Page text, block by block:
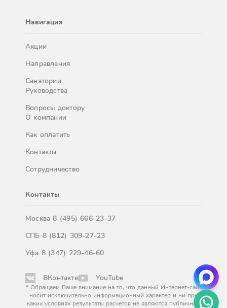
Навигация
Акции
Направления
Санатории
Руководства
Вопросы доктору
О компании
Как оплатить
Контакты
Сотрудничество
Контакты
Москва8 (495) 666-23-37
СПБ 8 (812) 309-27-23
Уфа 8 (347) 229-46-60
ВКонтакте YouTube
* Обращаем Ваше внимание на то, что данный Интернет-сайт
носит исключительно информационный характер и ни при
каких условиях результаты расчетов не являются публичной